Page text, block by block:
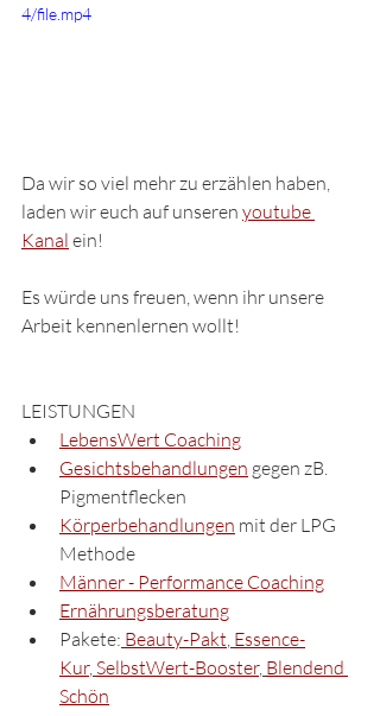
4/file.mp4
Da wir so viel mehr zu erzählen haben,
laden wir euch auf unseren youtube
Kanal ein!
Es würde uns freuen, wenn ihr unsere
Arbeit kennenlernen wollt!
LEISTUNGEN
LebensWert Coaching
Gesichtsbehandlungen gegen zB.
Pigmentflecken
Körperbehandlungen mit der LPG
Methode
Männer - Performance Coaching
Ernährungsberatung
Pakete: Beauty-Pakt, Essence-
Kur,SelbstWert-Booster, Blendend
Schön